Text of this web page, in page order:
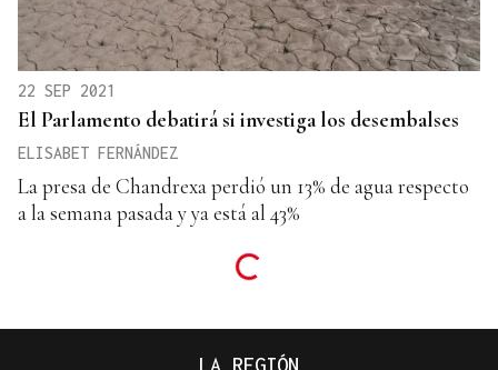
22 SEP 2021
El Parlamento debatirá si investiga los desembalses
ELISABET FERNÁNDEZ
La presa de Chandrexa perdió un 13% de agua respecto
a la semana pasada y ya está al 43%
LA REGIÓN